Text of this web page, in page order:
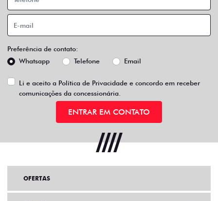
Preferência de contato:
Whatsapp
Telefone Email
Li e aceito a Política de Privacidade e concordo em receber
comunicações da concessionária.
ENTRAR EM CONTATO
OFERTAS